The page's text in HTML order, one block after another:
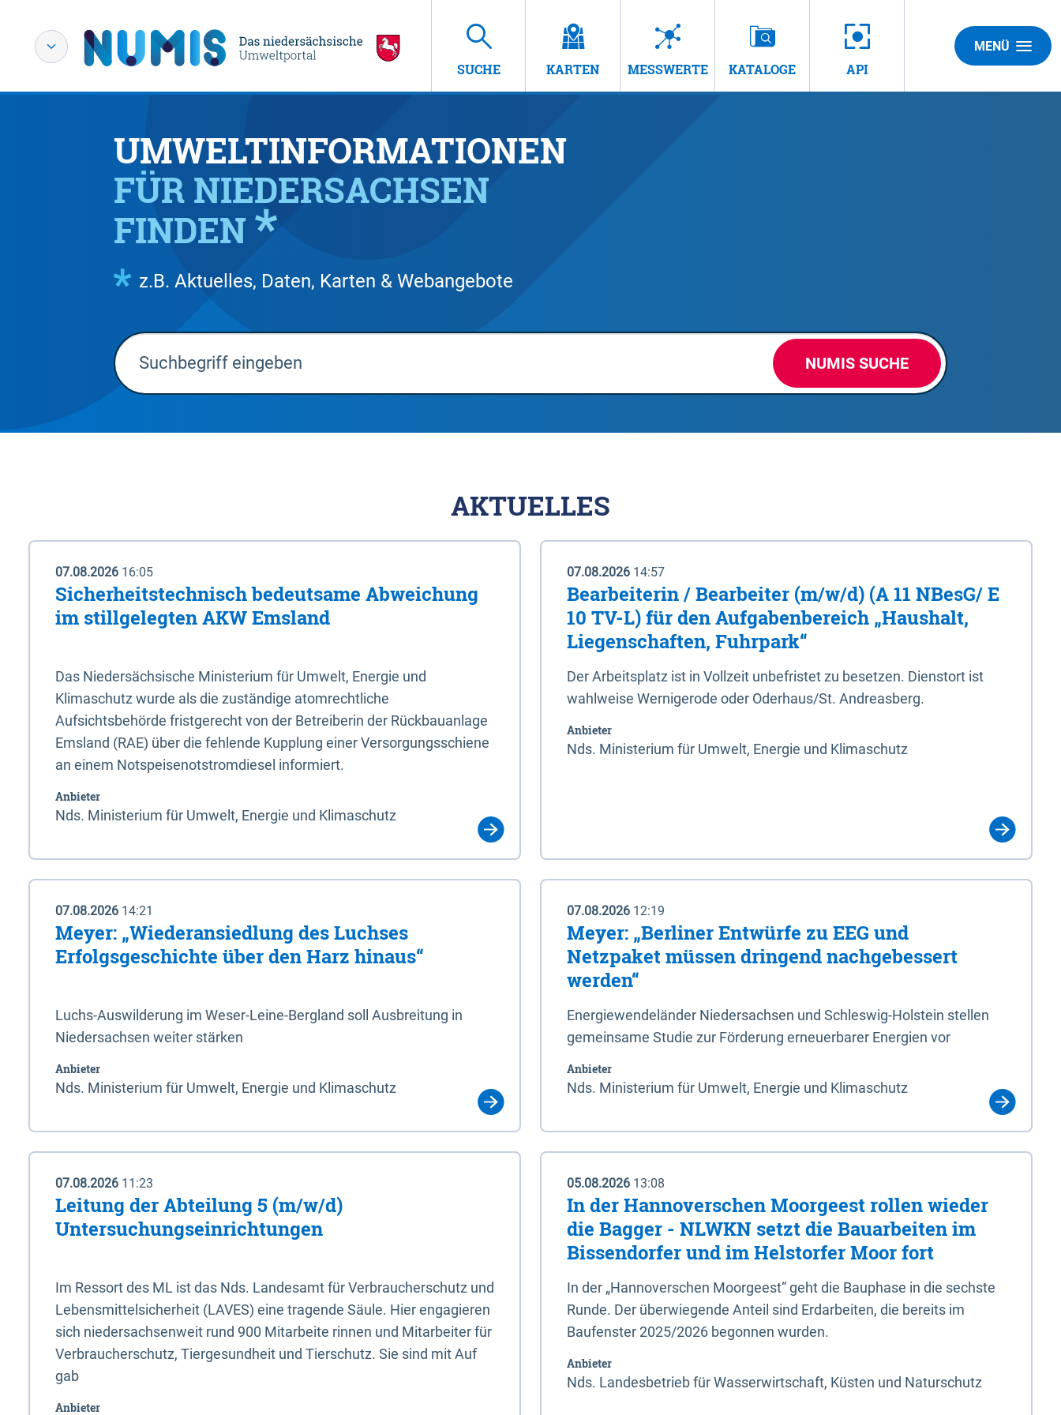
SUCHE KARTEN MESSWERTE KATALOGE API
MENÜ
UMWELTINFORMATIONEN
FÜR NIEDERSACHSEN
FINDEN
z.B. Aktuelles, Daten, Karten & Webangebote
NUMIS SUCHE
AKTUELLES
07.08.2026 16:05
Sicherheitstechnisch bedeutsame Abweichung
im stillgelegten AKW Emsland
Das Niedersächsische Ministerium für Umwelt, Energie und
Klimaschutz wurde als die zuständige atomrechtliche
Aufsichtsbehörde fristgerecht von der Betreiberin der Rückbauanlage
Emsland (RAE) über die fehlende Kupplung einer Versorgungsschiene
an einem Notspeisenotstromdiesel informiert.
Anbieter
Nds. Ministerium für Umwelt, Energie und Klimaschutz
07.08.2026 14:57
Bearbeiterin / Bearbeiter (m/w/d) (A 11 NBesG/ E
10 TV-L) für den Aufgabenbereich „Haushalt,
Liegenschaften, Fuhrpark“
Der Arbeitsplatz ist in Vollzeit unbefristet zu besetzen. Dienstort ist
wahlweise Wernigerode oder Oderhaus/St. Andreasberg.
Anbieter
Nds. Ministerium für Umwelt, Energie und Klimaschutz
07.08.2026 14:21
Meyer: „Wiederansiedlung des Luchses
Erfolgsgeschichte über den Harz hinaus“
Luchs-Auswilderung im Weser-Leine-Bergland soll Ausbreitung in
Niedersachsen weiter stärken
Anbieter
Nds. Ministerium für Umwelt, Energie und Klimaschutz
07.08.2026 12:19
Meyer: „Berliner Entwürfe zu EEG und
Netzpaket müssen dringend nachgebessert
werden“
Energiewendeländer Niedersachsen und Schleswig-Holstein stellen
gemeinsame Studie zur Förderung erneuerbarer Energien vor
Anbieter
Nds. Ministerium für Umwelt, Energie und Klimaschutz
07.08.2026 11:23
Leitung der Abteilung 5 (m/w/d)
Untersuchungseinrichtungen
Im Ressort des ML ist das Nds. Landesamt für Verbraucherschutz und
Lebensmittelsicherheit (LAVES) eine tragende Säule. Hier engagieren
sich niedersachsenweit rund 900 Mitarbeite rinnen und Mitarbeiter für
Verbraucherschutz, Tiergesundheit und Tierschutz. Sie sind mit Auf
gab
Anbieter
05.08.2026 13:08
In der Hannoverschen Moorgeest rollen wieder
die Bagger - NLWKN setzt die Bauarbeiten im
Bissendorfer und im Helstorfer Moor fort
In der „Hannoverschen Moorgeest“ geht die Bauphase in die sechste
Runde. Der überwiegende Anteil sind Erdarbeiten, die bereits im
Baufenster 2025/2026 begonnen wurden.
Anbieter
Nds. Landesbetrieb für Wasserwirtschaft, Küsten und Naturschutz